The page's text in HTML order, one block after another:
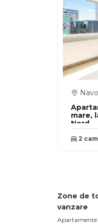
mare,
Nord
2
Zone de
vanzare
Apartamente